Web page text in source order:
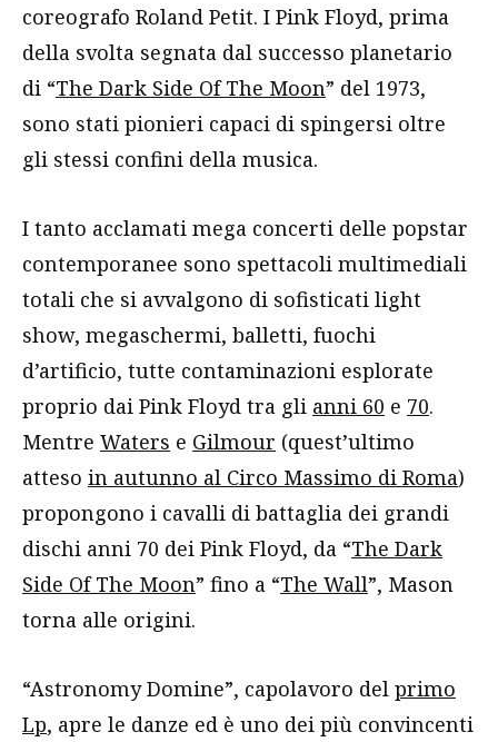
coreografo Roland Petit. I Pink Floyd, prima
della svolta segnata dal successo planetario
di “The Dark Side Of The Moon” del 1973,
sono stati pionieri capaci di spingersi oltre
gli stessi confini della musica.
I tanto acclamati mega concerti delle popstar
contemporanee sono spettacoli multimediali
totali che si avvalgono di sofisticati light
show, megaschermi, balletti, fuochi
d’artificio, tutte contaminazioni esplorate
proprio dai Pink Floyd tra gli anni 60 e 70.
Mentre Waters e Gilmour (quest’ultimo
atteso in autunno al Circo Massimo di Roma)
propongono i cavalli di battaglia dei grandi
dischi anni 70 dei Pink Floyd, da “The Dark
Side Of The Moon” fino a “The Wall”, Mason
torna alle origini.
“Astronomy Domine”, capolavoro del primo
Lp, apre le danze ed è uno dei più convincenti